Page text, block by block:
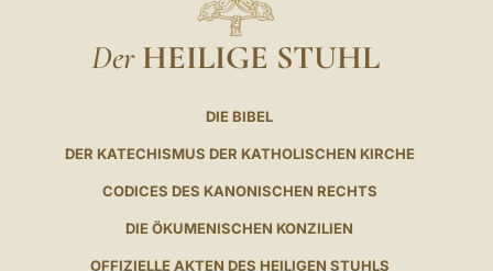
Der HEILIGE STUHL
DIE BIBEL
DER KATECHISMUS DER KATHOLISCHEN KIRCHE
CODICES DES KANONISCHEN RECHTS
DIE ÖKUMENISCHEN KONZILIEN
OFFIZIELLE AKTEN DES HEILIGEN STUHLS